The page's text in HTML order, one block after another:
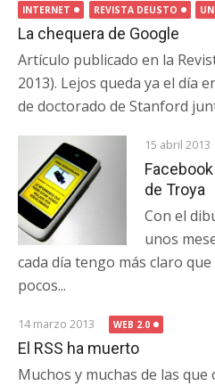
INTERNET REVISTA DEUSTO
La chequera de Google
Artículo publicado en la
2013). Lejos queda ya el día
de doctorado de Stanford
15 abril 2013
de Troya
Con el
unos
cada día tengo más claro
pocos...
14 marzo 2013 WEB 2.0
El RSS ha muerto
Muchos y muchas de las